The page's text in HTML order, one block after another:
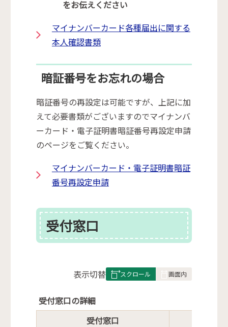
をお伝えください
マイナンバーカード各種届出に関する
本人確認書類
暗証番号をお忘れの場合
暗証番号の再設定は可能ですが、上記に加
えて必要書類がございますのでマイナンバ
ーカード・電子証明書暗証番号再設定申請
のページをご覧ください。
マイナンバーカード・電子証明書暗証
番号再設定申請
受付窓口
表
み
の
表示切替
受付窓口の詳細
受付窓口